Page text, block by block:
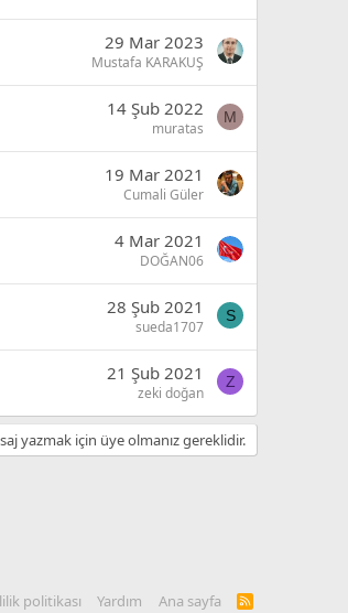
29 Mar 2023
Mustafa KARAKUŞ
14 Şub 2022
muratas
M
19 Mar 2021
Cumali Güler
4 Mar 2021
DOĞAN06
28 Şub 2021
sueda1707
S
21 Şub 2021
zeki doğan
Z
yazmak için üye olmanız gereklidir.
politikası Yardım Ana sayfa
R